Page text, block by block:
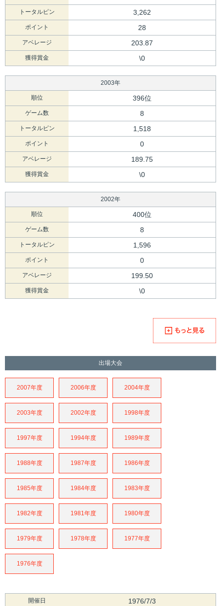
トータルピン 3,262
ポイント 28
アベレージ 203.87
獲得賞金 \0
2003年
順位 396位
ゲーム数 8
トータルピン 1,518
ポイント 0
アベレージ 189.75
獲得賞金 \0
2002年
順位 400位
ゲーム数 8
トータルピン 1,596
ポイント 0
アベレージ 199.50
獲得賞金 \0
出場大会
2007年度 2006年度 2004年度
2003年度 2002年度 1998年度
1997年度 1994年度 1989年度
1988年度 1987年度 1986年度
1985年度 1984年度 1983年度
1982年度 1981年度 1980年度
1979年度 1978年度 1977年度
1976年度
開催日 1976/7/3